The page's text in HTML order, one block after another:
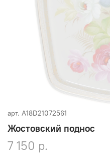
арт. A18D21072561
Жостовский поднос
7 150 р.